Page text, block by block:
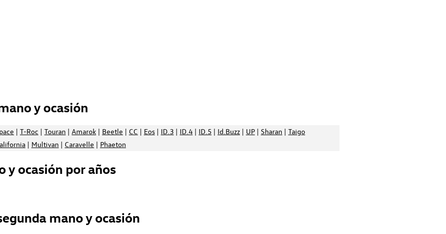
y ocasión
| T-Roc | Touran | Amarok | Beetle | CC | Eos | ID.3 | ID.4 | ID.5 | Id.Buzz | UP | Sharan | Taigo
| Multivan | Caravelle | Phaeton
y ocasión por años
mano y ocasión